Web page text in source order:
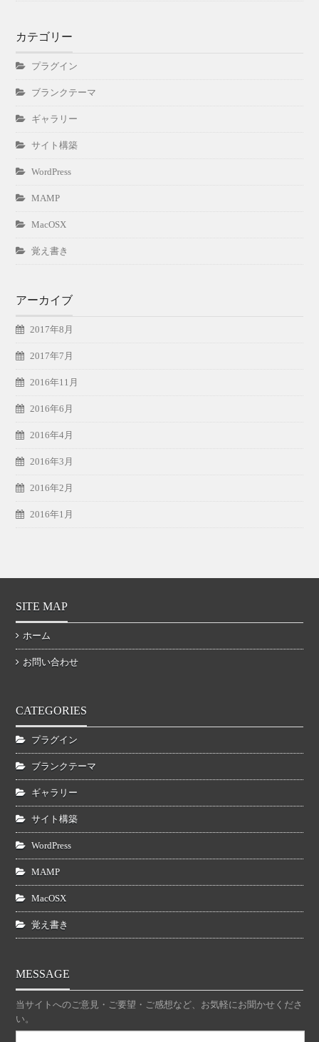
カテゴリー
プラグイン
ブランクテーマ
ギャラリー
サイト構築
WordPress
MAMP
MacOSX
覚え書き
アーカイブ
2017年8月
2017年7月
2016年11月
2016年6月
2016年4月
2016年3月
2016年2月
2016年1月
SITE MAP
ホーム
お問い合わせ
CATEGORIES
プラグイン
ブランクテーマ
ギャラリー
サイト構築
WordPress
MAMP
MacOSX
覚え書き
MESSAGE
当サイトへのご意見・ご要望・ご感想など、お気軽にお聞かせくださ
い。